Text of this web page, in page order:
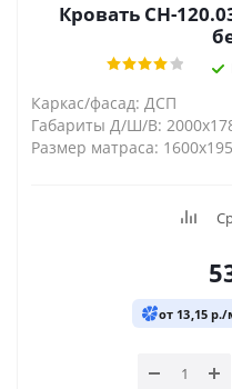
Кровать СН-
Каркас/фасад: ДСП
Габариты Д/Ш/В:
Размер матраса:
от 13,15